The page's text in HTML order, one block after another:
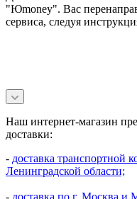
"Юmoney". Вас
сервиса, следуя
Наш интернет-магазин
доставки:
- доставка транспортной
Ленинградской области;